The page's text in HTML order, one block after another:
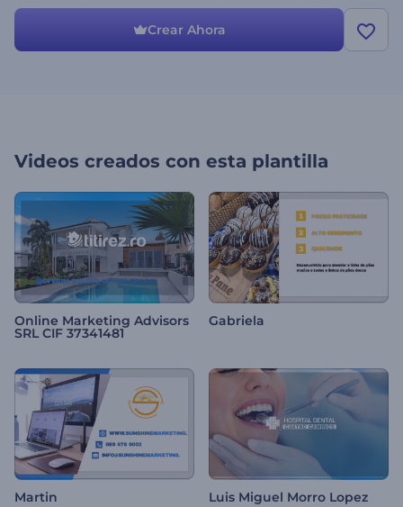
suba sus imágenes y videos, y nosotros haremos el resto. Es
perfecta para presentaciones corporativas, pases de diapositivas
educativas, reportes anuales o mensuales y mucho más. Cree un
Crear Ahora
Videos creados con esta plantilla
Online Marketing Advisors
SRL CIF 37341481
Gabriela
Martin Luis Miguel Morro Lopez